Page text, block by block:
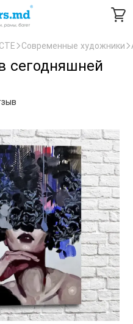
Современные художники
сегодняшней